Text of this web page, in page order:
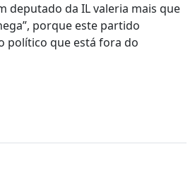
deputado da IL valeria mais que
porque este partido
político que está fora do